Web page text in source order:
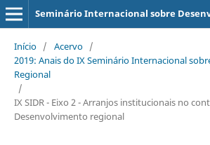
Seminário Internacional sobre
Início / Acervo /
2019: Anais do IX Seminário Internacional
Regional
/
IX SIDR - Eixo 2 - Arranjos institucionais no
Desenvolvimento regional